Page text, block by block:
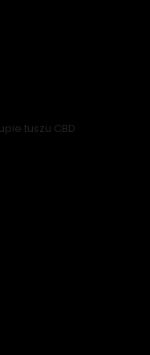
tuszu CBD